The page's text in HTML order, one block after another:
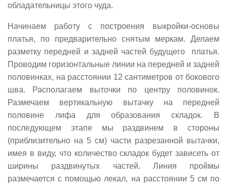
обладательницы этого чуда.
Начинаем работу с построения выкройки-основы
платья, по предварительно снятым меркам. Делаем
разметку передней и задней частей будущего платья.
Проводим горизонтальные линии на передней и задней
половинках, на расстоянии 12 сантиметров от бокового
шва. Располагаем выточки по центру половинок.
Размечаем вертикальную вытачку на передней
половине лифа для образования складок. В
последующем этапе мы раздвинем в стороны
(приблизительно на 5 см) части разрезанной вытачки,
имея в виду, что количество складок будет зависеть от
ширины раздвинутых частей. Линия проймы
размечается с помощью лекал, на расстоянии 5 см по